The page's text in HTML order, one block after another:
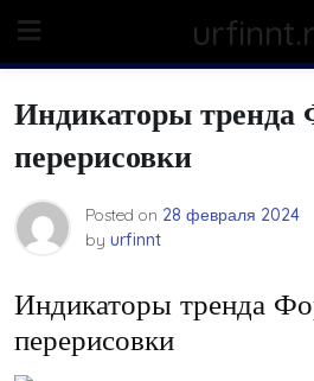
content
Индикаторы тренда
перерисовки
Posted on 28 февраля 2024
by urfinnt
Индикаторы тренда
перерисовки